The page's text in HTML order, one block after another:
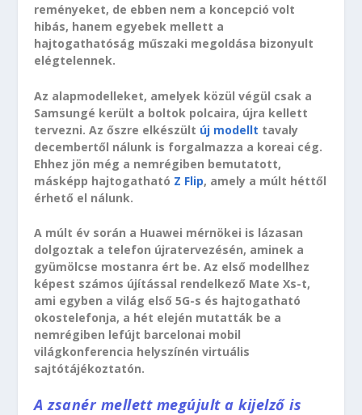
reményeket, de ebben nem a koncepció volt
hibás, hanem egyebek mellett a
hajtogathatóság műszaki megoldása bizonyult
elégtelennek.
Az alapmodelleket, amelyek közül végül csak a
Samsungé került a boltok polcaira, újra kellett
tervezni. Az őszre elkészült új modellt tavaly
decembertől nálunk is forgalmazza a koreai cég.
Ehhez jön még a nemrégiben bemutatott,
másképp hajtogatható Z Flip, amely a múlt héttől
érhető el nálunk.
A múlt év során a Huawei mérnökei is lázasan
dolgoztak a telefon újratervezésén, aminek a
gyümölcse mostanra ért be. Az első modellhez
képest számos újítással rendelkező Mate Xs-t,
ami egyben a világ első 5G-s és hajtogatható
okostelefonja, a hét elején mutatták be a
nemrégiben lefújt barcelonai mobil
világkonferencia helyszínén virtuális
sajtótájékoztatón.
A zsanér mellett megújult a kijelző is